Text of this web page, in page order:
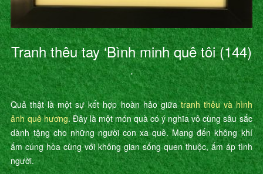
Tranh thêu tay ‘Bình minh quê tôi (144)
’
Quả thật là một sự kết hợp hoàn hảo giữatranh thêu và hình
ảnh quê hương. Đây là một món quà có ý nghĩa vô cùng sâu sắc
dành tặng cho những người con xa quê. Mang đến không khí
ấm cúng hòa cùng với không gian sống quen thuộc, ấm áp tình
người.